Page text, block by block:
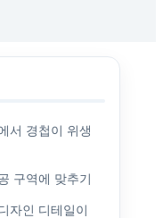
서 경첩이 위생
구역에 맞추기
자인 디테일이